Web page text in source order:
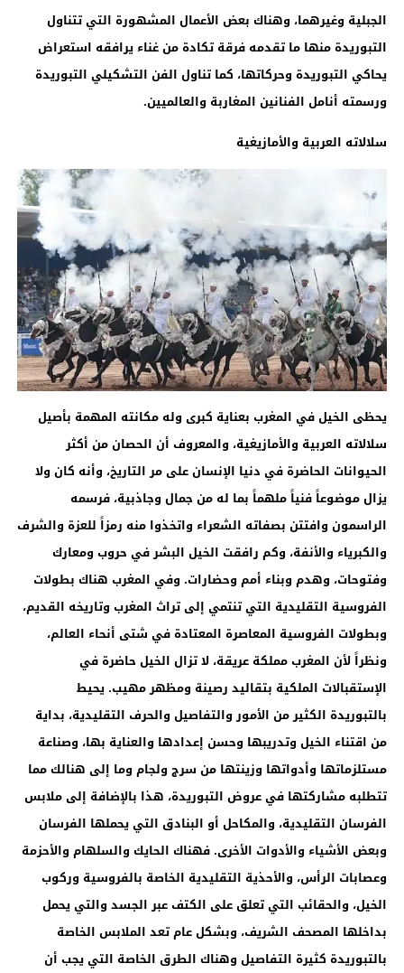
الجبلية وغيرهما، وهناك بعض الأعمال المشهورة التي تتناول
التبوريدة منها ما تقدمه فرقة تكادة من غناء يرافقه استعراض
يحاكي التبوريدة وحركاتها، كما تناول الفن التشكيلي التبوريدة
ورسمته أنامل الفنانين المغاربة والعالميين.
سلالاته العربية والأمازيغية
يحظى الخيل في المغرب بعناية كبرى وله مكانته المهمة بأصيل
سلالاته العربية والأمازيغية، والمعروف أن الحصان من أكثر
الحيوانات الحاضرة في دنيا الإنسان على مر التاريخ، وأنه كان ولا
يزال موضوعاً فنياً ملهماً بما له من جمال وجاذبية، فرسمه
الراسمون وافتتن بصفاته الشعراء واتخذوا منه رمزاً للعزة والشرف
والكبرياء والأنفة، وكم رافقت الخيل البشر في حروب ومعارك
وفتوحات، وهدم وبناء أمم وحضارات. وفي المغرب هناك بطولات
الفروسية التقليدية التي تنتمي إلى تراث المغرب وتاريخه القديم،
وبطولات الفروسية المعاصرة المعتادة في شتى أنحاء العالم،
ونظراً لأن المغرب مملكة عريقة، لا تزال الخيل حاضرة في
الإستقبالات الملكية بتقاليد رصينة ومظهر مهيب. يحيط
بالتبوريدة الكثير من الأمور والتفاصيل والحرف التقليدية، بداية
من اقتناء الخيل وتدريبها وحسن إعدادها والعناية بها، وصناعة
مستلزماتها وأدواتها وزينتها من سرج ولجام وما إلى هنالك مما
تتطلبه مشاركتها في عروض التبوريدة، هذا بالإضافة إلى ملابس
الفرسان التقليدية، والمكاحل أو البنادق التي يحملها الفرسان
وبعض الأشياء والأدوات الأخرى. فهناك الحايك والسلهام والأحزمة
وعصابات الرأس، والأحذية التقليدية الخاصة بالفروسية وركوب
الخيل، والحقائب التي تعلق على الكتف عبر الجسد والتي يحمل
بداخلها المصحف الشريف، وبشكل عام تعد الملابس الخاصة
بالتبوريدة كثيرة التفاصيل وهناك الطرق الخاصة التي يجب أن